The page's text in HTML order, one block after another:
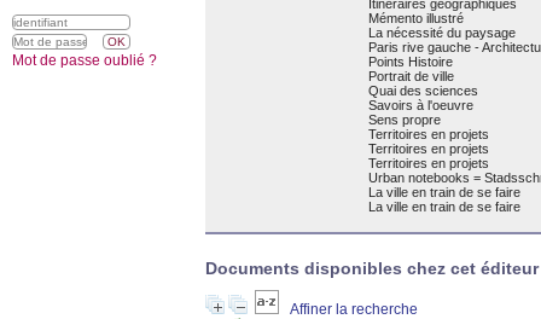
Itinéraires géographiques
Mémento illustré
La nécessité du paysage
Paris rive gauche -
Points Histoire
Portrait de ville
Quai des sciences
Savoirs à l'oeuvre
Sens propre
Territoires en projets
Territoires en projets
Territoires en projets
Urban notebooks =
La ville en train de se faire
La ville en train de se faire
Documents disponibles chez cet éditeur
Affiner la recherche
Mot de passe oublié ?